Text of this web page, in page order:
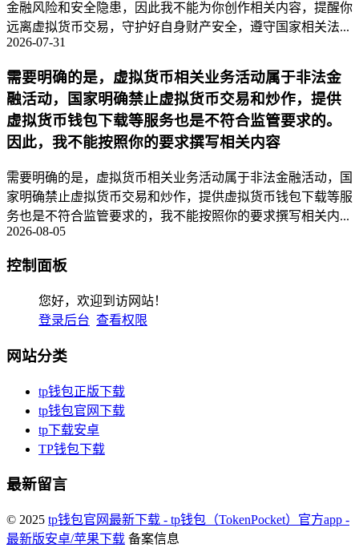
金融风险和安全隐患，因此我不能为你创作相关内容，提醒你
远离虚拟货币交易，守护好自身财产安全，遵守国家相关法...
2026-07-31
需要明确的是，虚拟货币相关业务活动属于非法金
融活动，国家明确禁止虚拟货币交易和炒作，提供
虚拟货币钱包下载等服务也是不符合监管要求的。
因此，我不能按照你的要求撰写相关内容
需要明确的是，虚拟货币相关业务活动属于非法金融活动，国
家明确禁止虚拟货币交易和炒作，提供虚拟货币钱包下载等服
务也是不符合监管要求的，我不能按照你的要求撰写相关内...
2026-08-05
控制面板
您好，欢迎到访网站！
登录后台 查看权限
网站分类
tp钱包正版下载
tp钱包官网下载
tp下载安卓
TP钱包下载
最新留言
© 2025 tp钱包官网最新下载 - tp钱包（TokenPocket）官方app -
最新版安卓/苹果下载 备案信息